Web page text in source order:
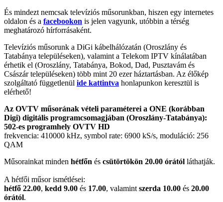
És mindezt nemcsak televíziós műsorunkban, hiszen egy internetes
oldalon és a facebookon is jelen vagyunk, utóbbin a térség
meghatározó hírforrásaként.
Televíziós műsorunk a DiGi kábelhálózatán (Oroszlány és
Tatabánya településeken), valamint a Telekom IPTV kínálatában
érhetik el (Oroszlány, Tatabánya, Bokod, Dad, Pusztavám és
Császár településeken) több mint 20 ezer háztartásban. Az élőkép
szolgáltató függetlenül ide kattintva honlapunkon keresztül is
elérhető!
Az OVTV műsorának vételi paraméterei a ONE (korábban
Digi) digitális programcsomagjában (Oroszlány-Tatabánya):
502-es programhely OVTV HD
frekvencia: 410000 kHz, symbol rate: 6900 kS/s, moduláció: 256
QAM
Műsorainkat minden hétfőn és csütörtökön 20.00 órától láthatják.
A hétfői műsor ismétlései:
hétfő 22.00, kedd 9.00 és 17.00, valamint szerda 10.00 és 20.00
órától.